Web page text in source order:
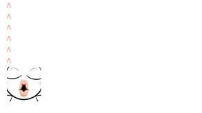
^
^
^
^
^
^